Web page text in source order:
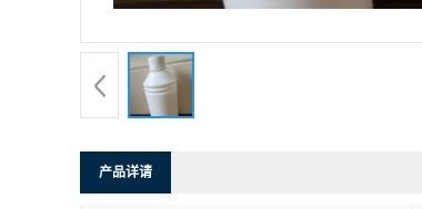
产品详请